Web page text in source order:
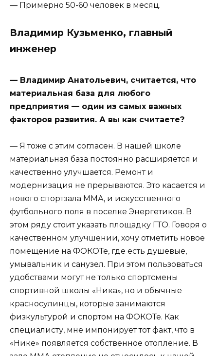
— Примерно 50-60 человек в месяц.
Владимир Кузьменко, главный
инженер
— Владимир Анатольевич, считается, что
материальная база для любого
предприятия — один из самых важных
факторов развития. А вы как считаете?
— Я тоже с этим согласен. В нашей школе
материальная база постоянно расширяется и
качественно улучшается. Ремонт и
модернизация не прерываются. Это касается и
нового спортзала ММА, и искусственного
футбольного поля в поселке Энергетиков. В
этом ряду стоит указать площадку ГТО. Говоря о
качественном улучшении, хочу отметить новое
помещение на ФОКОТе, где есть душевые,
умывальник и санузел. При этом пользоваться
удобствами могут не только спортсмены
спортивной школы «Ника», но и обычные
красносулинцы, которые занимаются
физкультурой и спортом на ФОКОТе. Как
специалисту, мне импонирует тот факт, что в
«Нике» появляется собственное отопление. В